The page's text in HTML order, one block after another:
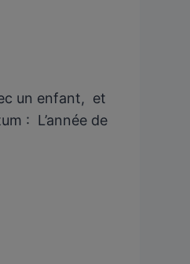
un enfant, et
: L’année de